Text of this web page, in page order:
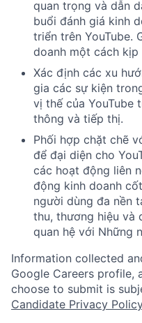
quan trọng và dẫn
buổi đánh giá kinh
triển trên YouTube.
doanh một cách kịp
Xác định các xu
gia các sự kiện
vị thế của YouTube
thông và tiếp thị.
Phối hợp chặt chẽ
để đại diện cho
các hoạt động liên
động kinh doanh
người dùng đa nền
thu, thương hiệu và
quan hệ với Những
Information collected
Google Careers profile,
choose to submit is
Candidate Privacy Policy